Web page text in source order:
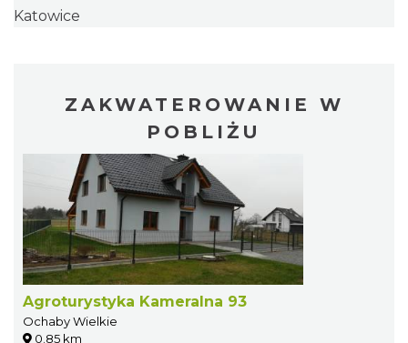
Katowice
ZAKWATEROWANIE W
POBLIŻU
Agroturystyka Kameralna 93
Ochaby Wielkie
0.85 km